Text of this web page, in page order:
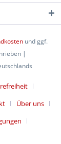
und ggf.
|
Über uns